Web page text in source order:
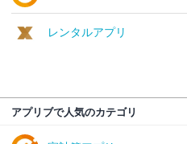
レンタルアプリ
アプリブで人気のカテゴリ